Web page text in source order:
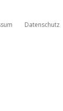
Datenschutz